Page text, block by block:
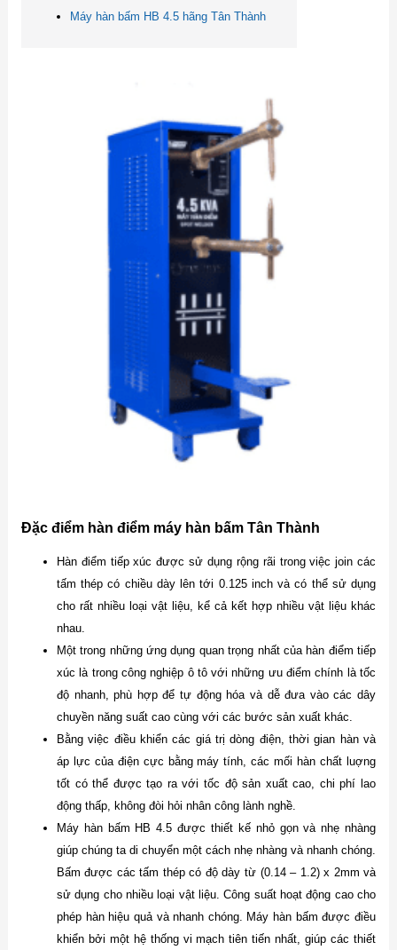
Máy hàn bấm HB 4.5 hãng Tân Thành
Đặc điểm hàn điểm máy hàn bấm Tân Thành
Hàn điểm tiếp xúc được sử dụng rộng rãi trong việc join các
tấm thép có chiều dày lên tới 0.125 inch và có thể sử dụng
cho rất nhiều loại vật liệu, kể cả kết hợp nhiều vật liệu khác
nhau.
Một trong những ứng dụng quan trọng nhất của hàn điểm tiếp
xúc là trong công nghiệp ô tô với những ưu điểm chính là tốc
độ nhanh, phù hợp để tự động hóa và dễ đưa vào các dây
chuyền năng suất cao cùng với các bước sản xuất khác.
Bằng việc điều khiển các giá trị dòng điện, thời gian hàn và
áp lực của điện cực bằng máy tính, các mối hàn chất luợng
tốt có thể được tạo ra với tốc độ sản xuất cao, chi phí lao
động thấp, không đòi hỏi nhân công lành nghề.
Máy hàn bấm HB 4.5 được thiết kế nhỏ gọn và nhẹ nhàng
giúp chúng ta di chuyển một cách nhẹ nhàng và nhanh chóng.
Bấm được các tấm thép có độ dày từ (0.14 – 1.2) x 2mm và
sử dụng cho nhiều loại vật liệu. Công suất hoạt động cao cho
phép hàn hiệu quả và nhanh chóng. Máy hàn bấm được điều
khiển bởi một hệ thống vi mạch tiên tiến nhất, giúp các thiết